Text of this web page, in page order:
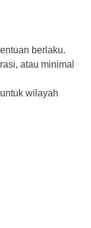
berlaku.
atau minimal
wilayah